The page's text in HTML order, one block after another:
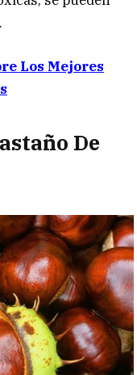
Los Mejores
De